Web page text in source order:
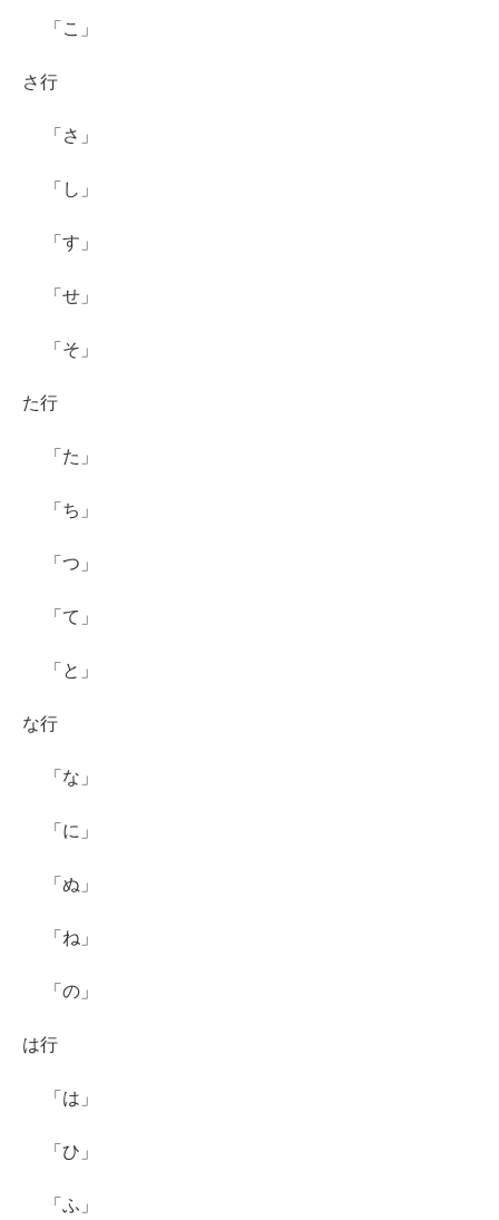
「こ」
さ行
「さ」
「し」
「す」
「せ」
「そ」
た行
「た」
「ち」
「つ」
「て」
「と」
な行
「な」
「に」
「ぬ」
「ね」
「の」
は行
「は」
「ひ」
「ふ」